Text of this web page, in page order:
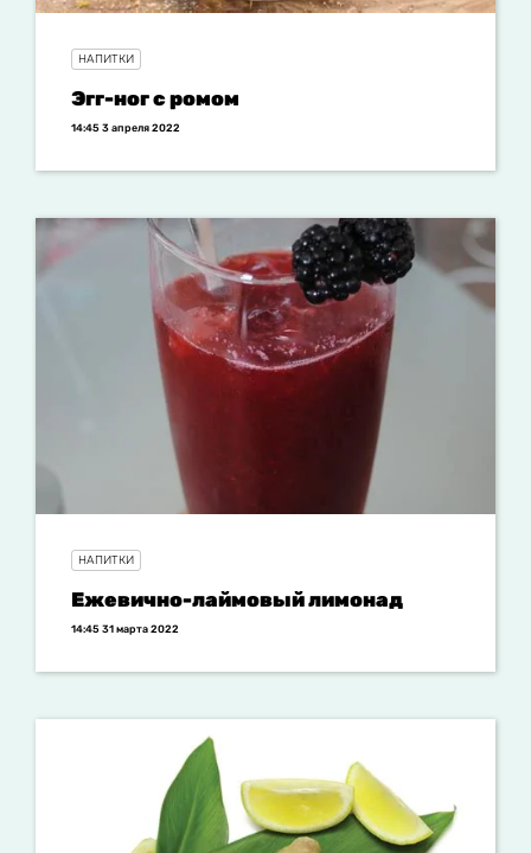
НАПИТКИ
Эгг-ног с ромом
14:45 3 апреля 2022
НАПИТКИ
Ежевично-лаймовый лимонад
14:45 31 марта 2022